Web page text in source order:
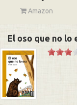
Amazon
El oso que no lo